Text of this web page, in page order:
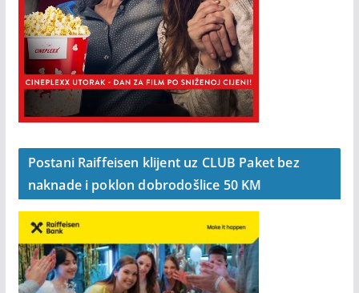
Postani Raiffeisen klijent uz CLUB Paket bez
naknade i poklon dobrodošlice 50 KM